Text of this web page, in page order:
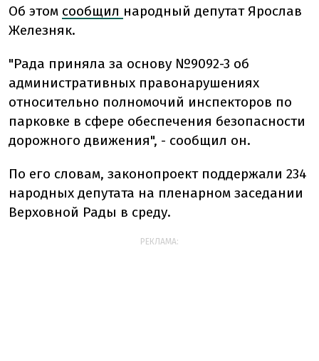
Об этом сообщил народный депутат Ярослав
Железняк.
"Рада приняла за основу №9092-3 об
административных правонарушениях
относительно полномочий инспекторов по
парковке в сфере обеспечения безопасности
дорожного движения", - сообщил он.
По его словам, законопроект поддержали 234
народных депутата на пленарном заседании
Верховной Рады в среду.
РЕКЛАМА: